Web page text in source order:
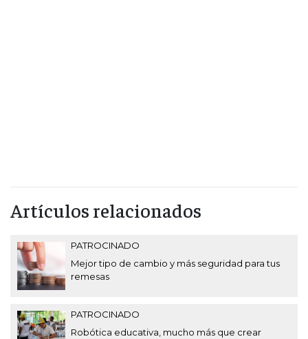
Artículos relacionados
PATROCINADO
Mejor tipo de cambio y más seguridad para tus
remesas
PATROCINADO
Robótica educativa, mucho más que crear